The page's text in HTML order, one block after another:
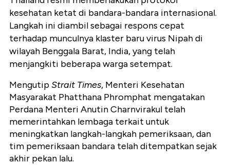
kesehatan ketat di bandara-bandara internasional.
Langkah ini diambil sebagai respons cepat
terhadap munculnya klaster baru virus Nipah di
wilayah Benggala Barat, India, yang telah
menjangkiti beberapa warga setempat.
MengutipStrait Times, Menteri Kesehatan
Masyarakat Phatthana Phromphat mengatakan
Perdana Menteri Anutin Charnvirakul telah
memerintahkan lembaga terkait untuk
meningkatkan langkah-langkah pemeriksaan, dan
tim pemeriksaan bandara telah ditempatkan sejak
akhir pekan lalu.